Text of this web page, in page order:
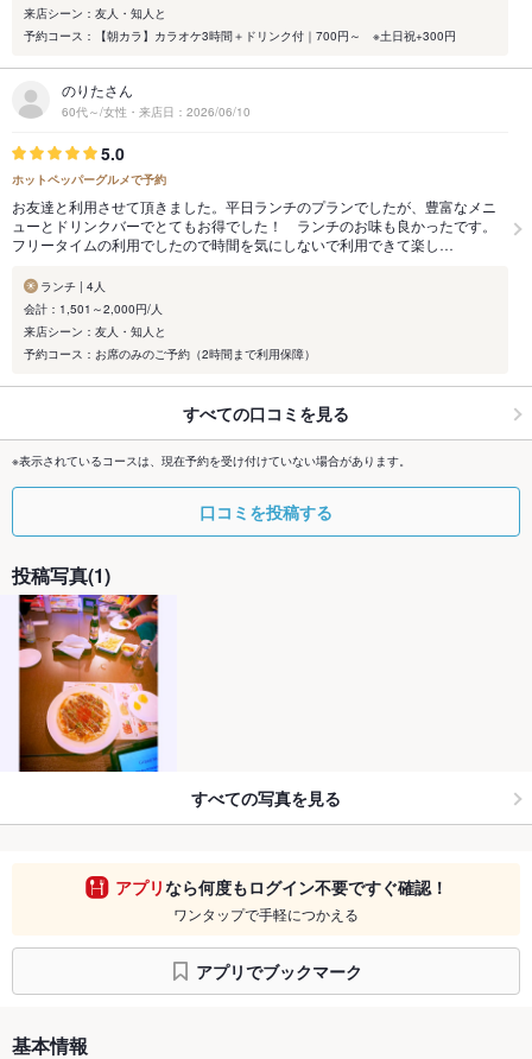
来店シーン：友人・知人と
予約コース：【朝カラ】カラオケ3時間＋ドリンク付｜700円～ ※土日祝+300円
のりたさん
60代～/女性・来店日：2026/06/10
5.0
ホットペッパーグルメで予約
お友達と利用させて頂きました。平日ランチのプランでしたが、豊富なメニ
ューとドリンクバーでとてもお得でした！ ランチのお味も良かったです。
フリータイムの利用でしたので時間を気にしないで利用できて楽し…
ランチ | 4人
会計：1,501～2,000円/人
来店シーン：友人・知人と
予約コース：お席のみのご予約（2時間まで利用保障）
すべての口コミを見る
※表示されているコースは、現在予約を受け付けていない場合があります。
口コミを投稿する
投稿写真(1)
すべての写真を見る
アプリなら何度もログイン不要ですぐ確認！
ワンタップで手軽につかえる
アプリでブックマーク
基本情報